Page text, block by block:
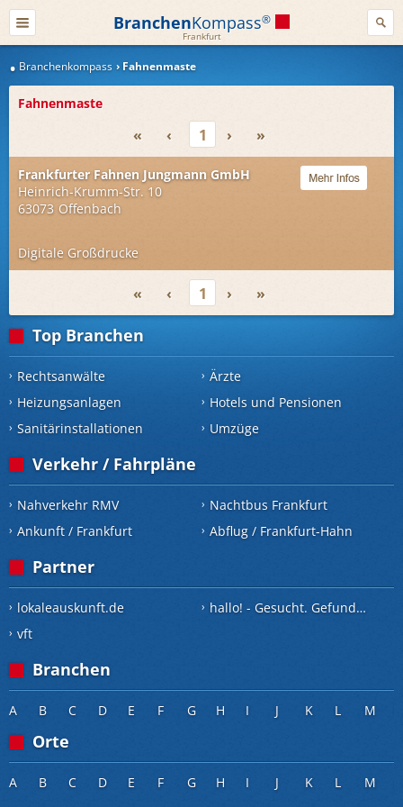
BranchenKompass®
Frankfurt
Branchenkompass Fahnenmaste
Fahnenmaste
« ‹ 1 › »
Frankfurter Fahnen Jungmann GmbH
Heinrich-Krumm-Str. 10
63073 Offenbach
Digitale Großdrucke
« ‹ 1 › »
Top Branchen
Rechtsanwälte Ärzte
Heizungsanlagen
Hotels und Pensionen
Sanitärinstallationen
Umzüge
Verkehr / Fahrpläne
Nahverkehr RMV Nachtbus Frankfurt
Ankunft / Frankfurt
Abflug / Frankfurt-Hahn
Partner
lokaleauskunft.de hallo! - Gesucht. Gefunden.
vft
Branchen
A B C D E F G H I J K L M
Orte
A B C D E F G H I J K L M